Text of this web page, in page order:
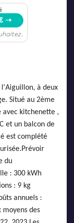
l'Aiguillon, à deux
Situé au 2ème
avec kitchenette ,
et un balcon de
est complété
du
: 300 kWh
: 9 kg
annuels :
des